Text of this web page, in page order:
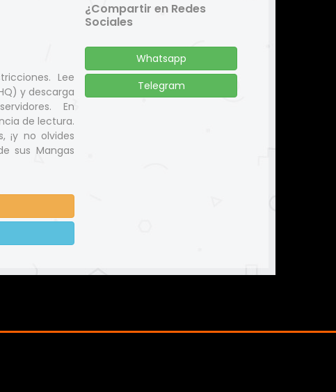
Lee
y descarga
En
de lectura.
¡y no olvides
sus Mangas
¿Compartir en Redes
Sociales
Whatsapp
Telegram